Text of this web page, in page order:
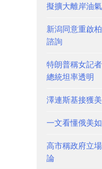
擬擴大離岸油
新潟同意重啟
諮詢
特朗普稱女記
總統坦率透明
澤連斯基接獲
一文看懂俄美
高市稱政府立
論